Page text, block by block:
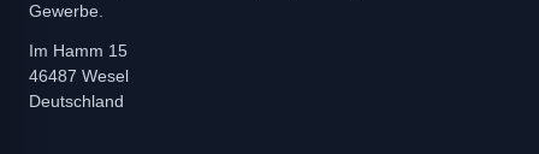
Gewerbe.
Im Hamm 15
46487 Wesel
Deutschland